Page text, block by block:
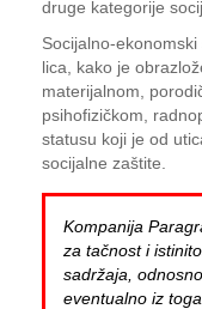
druge kategorije
Socijalno-
lica, kako je
materijalnom,
psihofizičkom,
statusu koji je od
socijalne zaštite.
Kompanija
za tačnost i
sadržaja,
eventualno iz